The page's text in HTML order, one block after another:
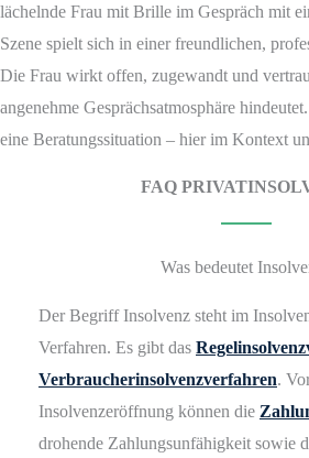
FAQ
Was bedeutet
Der Begriff Insolvenz steht im
Verfahren. Es gibt das
Verbraucherinsolvenzverfahren.
Insolvenzeröffnung können die
drohende Zahlungsunfähigkeit sowie